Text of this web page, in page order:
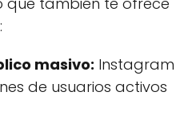
masivo: Instagram
de usuarios activos